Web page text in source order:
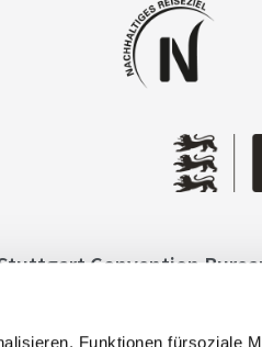
Funktionen fürsoziale
Convention